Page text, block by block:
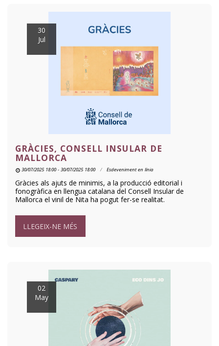
30
Jul
GRÀCIES, CONSELL INSULAR DE
MALLORCA
30/07/2025 18:00 - 30/07/2025 18:00 Esdeveniment en línia
Gràcies als ajuts de minimis, a la producció editorial i
fonogràfica en llengua catalana del Consell Insular de
Mallorca el vinil de Nita ha pogut fer-se realitat.
LLEGEIX-NE MÉS
02
May